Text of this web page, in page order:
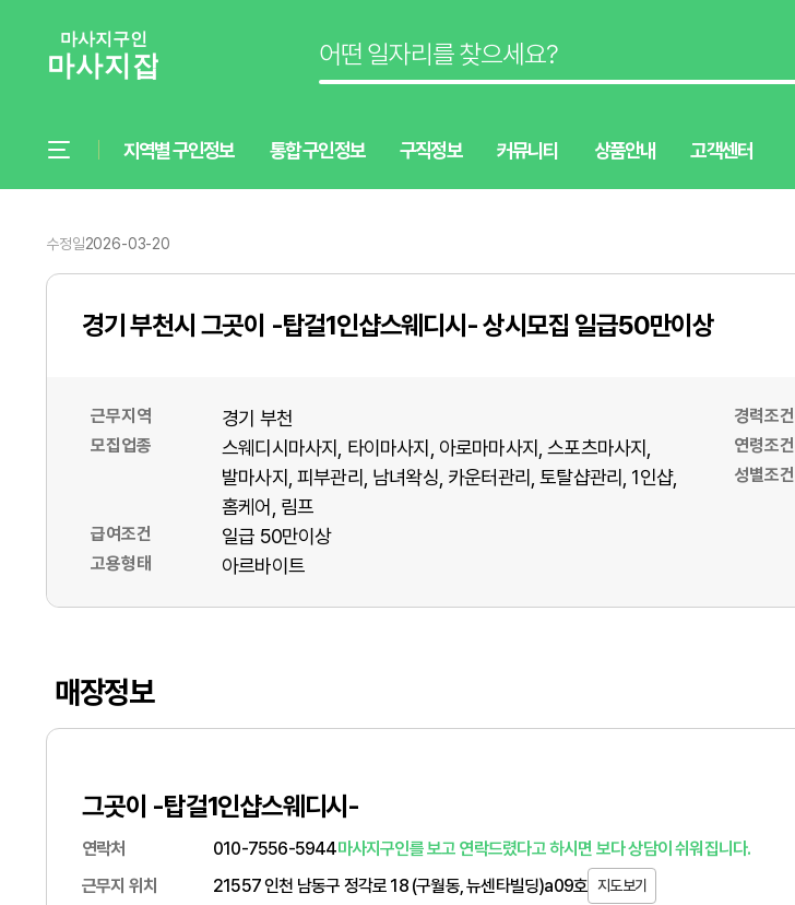
지역별 구인정보 통합 구인정보 구직정보 커뮤니티 상품안내 고객센터
수정일2026-03-20
경기 부천시 그곳이 -탑걸1인샵스웨디시- 상시모집 일급50만이상
근무지역 경기 부천
모집업종 스웨디시마사지 타이마사지 아로마마사지 스포츠마사지
발마사지 피부관리 남녀왁싱 카운터관리 토탈샵관리
1인샵
홈케어
림프
급여조건 일급 50만이상
고용형태 아르바이트
경력조건
연령조건
성별조건
매장정보
그곳이 -탑걸1인샵스웨디시-
연락처 010-7556-5944마사지구인를 보고 연락드렸다고 하시면 보다 상담이 쉬워집니다.
근무지 위치
21557 인천 남동구 정각로 18 (구월동, 뉴센타빌딩)a09호 지도보기